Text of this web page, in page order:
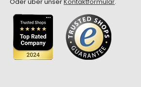
Oder über unserKontaktformular.